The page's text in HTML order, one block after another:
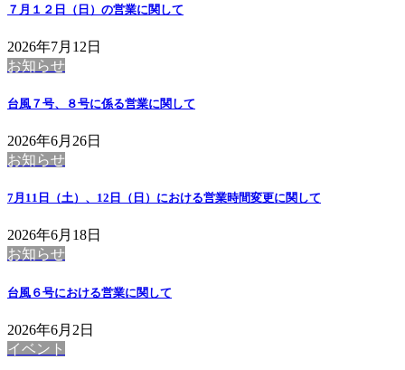
７月１２日（日）の営業に関して
2026年7月12日
お知らせ
台風７号、８号に係る営業に関して
2026年6月26日
お知らせ
7月11日（土）、12日（日）における営業時間変更に関して
2026年6月18日
お知らせ
台風６号における営業に関して
2026年6月2日
イベント